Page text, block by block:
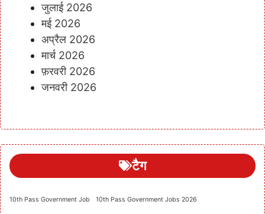
जुलाई 2026
मई 2026
अप्रैल 2026
मार्च 2026
फ़रवरी 2026
जनवरी 2026
टैग
10th Pass Government Job 10th Pass Government Jobs 2026